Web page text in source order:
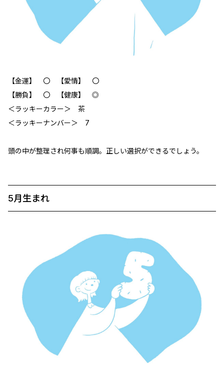
【金運】 〇 【愛情】 〇
【勝負】 〇 【健康】 ◎
＜ラッキーカラー＞ 茶
＜ラッキーナンバー＞ 7
頭の中が整理され何事も順調。正しい選択ができるでしょう。
5月生まれ